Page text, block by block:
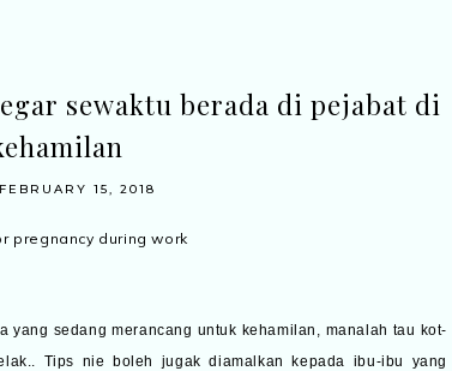
sewaktu berada di pejabat di
15, 2018
sedang merancang untuk kehamilan, manalah tau kot-
Tips nie boleh jugak diamalkan kepada ibu-ibu yang